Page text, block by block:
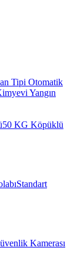
Tipi Otomatik
Yangın
50 KG Köpüklü
Standart
Kamerası